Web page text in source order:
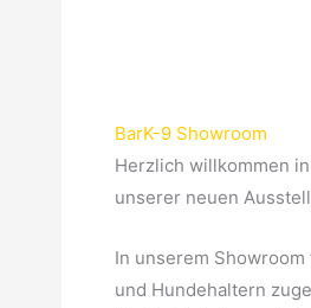
BarK-9 Showroom
Herzlich willkommen
unserer neuen
In unserem
und Hundehaltern